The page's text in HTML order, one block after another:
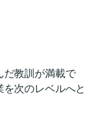
だ教訓が満載で
次のレベルへと